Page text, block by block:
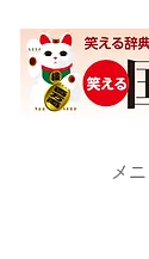
メ